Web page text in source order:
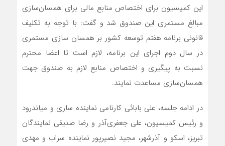
این کمیسیون برای اختصاص منابع مالی برای همسان‌سازی
مبالغ مستمری این صندوق شد و گفت: با توجه به تکلیف
قانونی برنامه هفتم توسعه کشور بر همسان سازی مستمری
در سال دوم اجرای این برنامه، لازم است تا اعضا محترم
نسبت به پیگیری و اختصاص منابع لازم به صندوق جهت
همسان‌سازی مساعدت نمایند.
در ادامه جلسه، علی بابائی کارنامی نماینده ساری و میاندرود
و رئیس کمیسیون، علی جعفری‌آذر و رضا صدیقی نمایندگان
تبریز، اسکو و آذرشهر، مجید نصیرپور نماینده سراب و مهدی